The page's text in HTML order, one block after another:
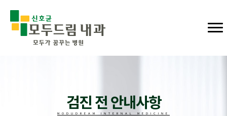
검진 전 안내사항
MODUDREAM INTERNAL MEDICINE